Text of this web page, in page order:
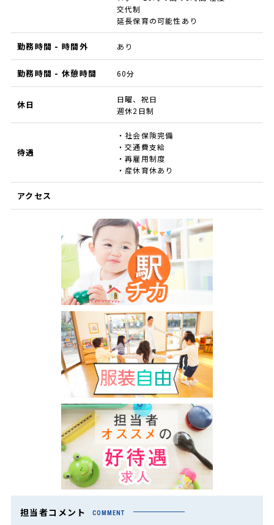
交代制
延長保育の可能性あり
勤務時間 - 時間外 あり
勤務時間 - 休憩時間 60分
休日
日曜、祝日
週休2日制
待遇
・社会保険完備
・交通費支給
・再雇用制度
・産休育休あり
アクセス
担当者コメント COMMENT